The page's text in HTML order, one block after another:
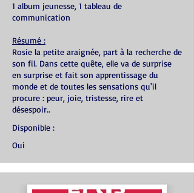
1 album jeunesse, 1 tableau de
communication
Résumé :
Rosie la petite araignée, part à la recherche de
son fil. Dans cette quête, elle va de surprise
en surprise et fait son apprentissage du
monde et de toutes les sensations qu'il
procure : peur, joie, tristesse, rire et
désespoir..
Disponible :
Oui